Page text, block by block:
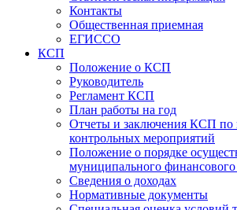
Контакты
Общественная приемная
ЕГИССО
КСП
Положение о КСП
Руководитель
Регламент КСП
План работы на год
Отчеты и заключения КСП по
контрольных мероприятий
Положение о порядке
муниципального финансового
Сведения о доходах
Нормативные документы